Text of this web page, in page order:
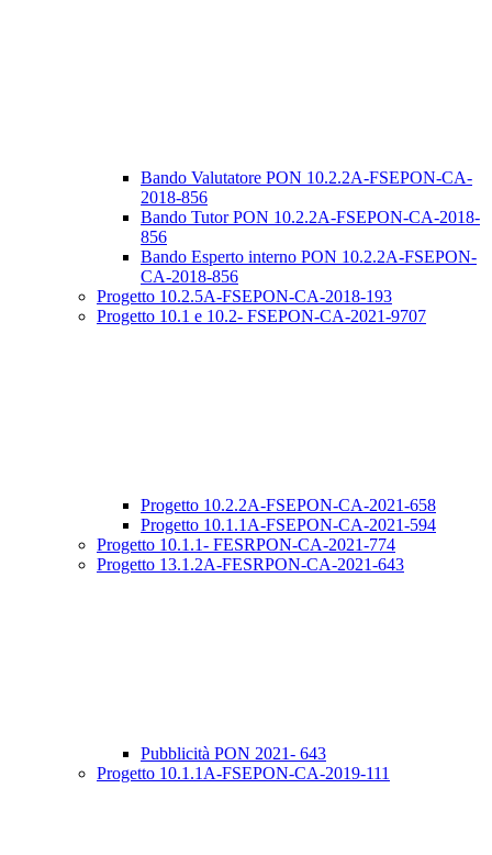
Bando Valutatore PON 10.2.2A-FSEPON-CA-
2018-856
Bando Tutor PON 10.2.2A-FSEPON-CA-2018-
856
Bando Esperto interno PON 10.2.2A-FSEPON-
CA-2018-856
Progetto 10.2.5A-FSEPON-CA-2018-193
Progetto 10.1 e 10.2- FSEPON-CA-2021-9707
Progetto 10.2.2A-FSEPON-CA-2021-658
Progetto 10.1.1A-FSEPON-CA-2021-594
Progetto 10.1.1- FESRPON-CA-2021-774
Progetto 13.1.2A-FESRPON-CA-2021-643
Pubblicità PON 2021- 643
Progetto 10.1.1A-FSEPON-CA-2019-111